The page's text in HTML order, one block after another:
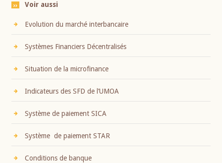
Voir aussi
Evolution du marché interbancaire
Systèmes Financiers Décentralisés
Situation de la microfinance
Indicateurs des SFD de l’UMOA
Système de paiement SICA
Système de paiement STAR
Conditions de banque